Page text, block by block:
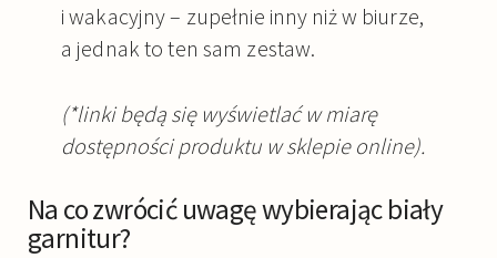
i wakacyjny – zupełnie inny niż w biurze,
a jednak to ten sam zestaw.
(*linki będą się wyświetlać w miarę
dostępności produktu w sklepie online).
Na co zwrócić uwagę wybierając biały
garnitur?